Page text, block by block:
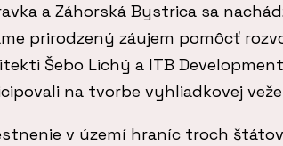
a Záhorská Bystrica sa
prirodzený záujem pomôcť
Šebo Lichý a ITB
na tvorbe vyhliadkovej
v území hraníc troch